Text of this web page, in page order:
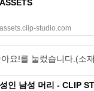
ASSETS
assets.clip-studio.com
요!를 눌렀습니다.(소
성인 남성 머리 - CLIP